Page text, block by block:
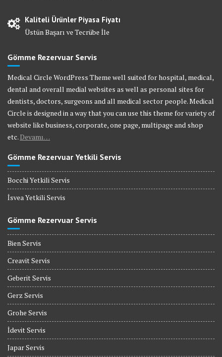
Kaliteli Ürünler Piyasa Fiyatı
Üstün Başarı ve Tecrübe İle
Gömme Rezervuar Servis
Medical Circle WordPress Theme well suited for hospital, medical,
dental and overall medial websites as well as personal sites for
dentists, doctors, surgeons and all medical sector people. Medical
Circle is designed in a way that you can use this theme for variety of
website like business, corporate, one page, multipage and shop
etc. Devamı…
Gömme Rezervuar Yetkili Servis
Bocchi Yetkili Servis
İsvea Yetkili Servis
Gömme Rezervuar Servis
Bien Servis
Creavit Servis
Geberit Servis
Gerz Servis
Grohe Servis
İdevit Servis
Japar Servis